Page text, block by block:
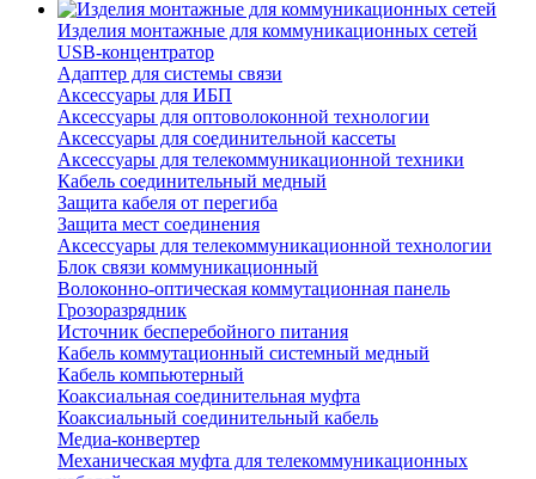
Изделия монтажные для коммуникационных сетей
USB-концентратор
Адаптер для системы связи
Аксессуары для ИБП
Аксессуары для оптоволоконной технологии
Аксессуары для соединительной кассеты
Аксессуары для телекоммуникационной техники
Кабель соединительный медный
Защита кабеля от перегиба
Защита мест соединения
Аксессуары для телекоммуникационной технологии
Блок связи коммуникационный
Волоконно-оптическая коммутационная панель
Грозоразрядник
Источник бесперебойного питания
Кабель коммутационный системный медный
Кабель компьютерный
Коаксиальная соединительная муфта
Коаксиальный соединительный кабель
Медиа-конвертер
Механическая муфта для телекоммуникационных